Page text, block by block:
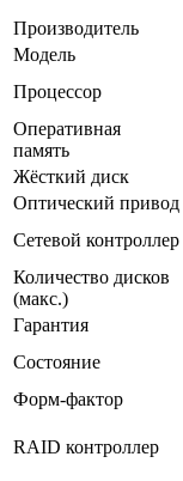
Производитель
Модель
Процессор
Оперативная
память
Жёсткий диск
Оптический привод
Сетевой контроллер
Количество дисков
(макс.)
Гарантия
Состояние
Форм-фактор
RAID контроллер